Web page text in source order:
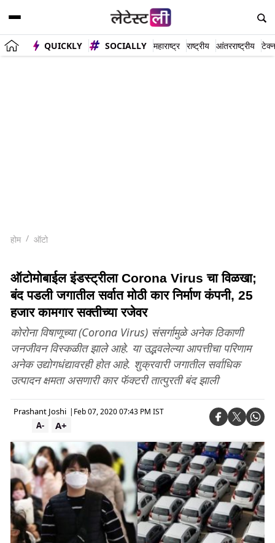
QUICKLY SOCIALLY महाराष्ट्र राष्ट्रीय आंतरराष्ट्रीय
होम ऑटो
ऑटोमोबाईल इंडस्ट्रीला Corona Virus चा विळखा;
बंद पडली जगातील सर्वात मोठी कार निर्माण कंपनी, 25
हजार कामगार सक्तीच्या रजेवर
कोरोना विषाणूच्या (Corona Virus) संसर्गामुळे अनेक ठिकाणी
जनजीवन विस्कळीत झाले आहे. या उद्भवलेल्या आपत्तीचा परिणाम
अनेक उद्योगधंद्यावरही होत आहे. शुक्रवारी जगातील सर्वाधिक
उत्पादन क्षमता असणारी कार फॅक्टरी तात्पुरती बंद झाली
Prashant Joshi | Feb 07, 2020 07:43 PM IST
A+
A-